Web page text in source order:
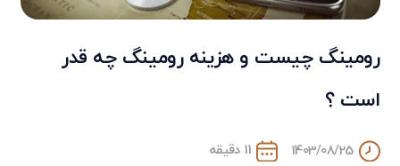
رومینگ چیست و هزینه رومینگ چه قدر
است ؟
1403/08/25 11 دقیقه